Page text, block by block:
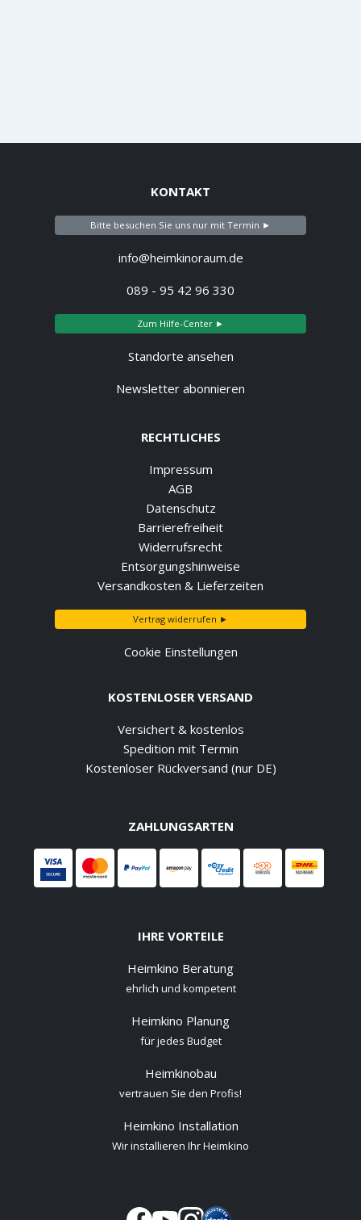
KONTAKT
Bitte besuchen Sie uns nur mit Termin ►
info@heimkinoraum.de
089 - 95 42 96 330
Zum Hilfe-Center ►
Standorte ansehen
Newsletter abonnieren
RECHTLICHES
Impressum
AGB
Datenschutz
Barrierefreiheit
Widerrufsrecht
Entsorgungshinweise
Versandkosten & Lieferzeiten
Vertrag widerrufen ►
Cookie Einstellungen
KOSTENLOSER VERSAND
Versichert & kostenlos
Spedition mit Termin
Kostenloser Rückversand (nur DE)
ZAHLUNGSARTEN
IHRE VORTEILE
Heimkino Beratung
ehrlich und kompetent
Heimkino Planung
für jedes Budget
Heimkinobau
vertrauen Sie den Profis!
Heimkino Installation
Wir installieren Ihr Heimkino